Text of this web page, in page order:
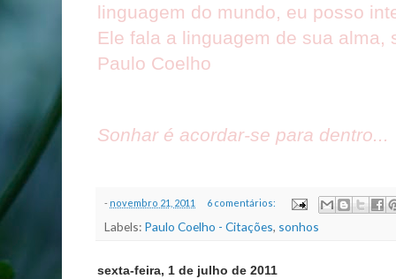
linguagem do mundo, eu posso
Ele fala a linguagem de sua alma,
Paulo Coelho
Sonhar é acordar-se para dentro...
- novembro 21, 2011 6 comentários:
Labels: Paulo Coelho - Citações, sonhos
sexta-feira, 1 de julho de 2011